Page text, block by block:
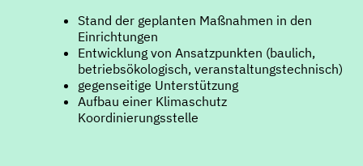
Stand der geplanten Maßnahmen in den
Einrichtungen
Entwicklung von Ansatzpunkten (baulich,
betriebsökologisch, veranstaltungstechnisch)
gegenseitige Unterstützung
Aufbau einer Klimaschutz
Koordinierungsstelle